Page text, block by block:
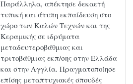
Παράλληλα, απέκτησε δεκαετή
τυπική και άτυπη εκπαίδευση στο
χώρο των Καλών Τεχνών και της
Κεραμικής σε ιδρύματα
μεταδευτεροβάθμιας και
τριτοβάθμιας εκπ/σης στην Ελλάδα
και στην Αγγλία. Πραγματοποίησε
επίσης μεταπτυχιακές σπουδές